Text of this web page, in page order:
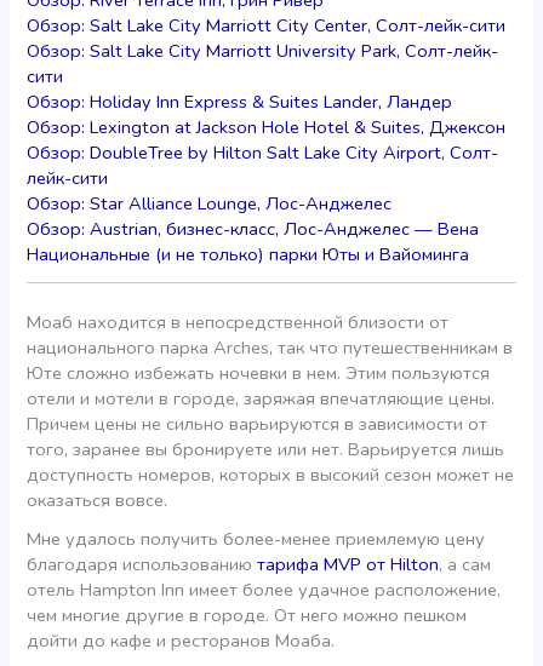
Обзор: Salt Lake City Marriott City Center, Солт-лейк-сити
Обзор: Salt Lake City Marriott University Park, Солт-лейк-
сити
Обзор: Holiday Inn Express & Suites Lander, Ландер
Обзор: Lexington at Jackson Hole Hotel & Suites, Джексон
Обзор: DoubleTree by Hilton Salt Lake City Airport, Солт-
лейк-сити
Обзор: Star Alliance Lounge, Лос-Анджелес
Обзор: Austrian, бизнес-класс, Лос-Анджелес — Вена
Национальные (и не только) парки Юты и Вайоминга
Моаб находится в непосредственной близости от
национального парка Arches, так что путешественникам в
Юте сложно избежать ночевки в нем. Этим пользуются
отели и мотели в городе, заряжая впечатляющие цены.
Причем цены не сильно варьируются в зависимости от
того, заранее вы бронируете или нет. Варьируется лишь
доступность номеров, которых в высокий сезон может не
оказаться вовсе.
Мне удалось получить более-менее приемлемую цену
благодаря использованиютарифа MVP от Hilton, а сам
отель Hampton Inn имеет более удачное расположение,
чем многие другие в городе. От него можно пешком
дойти до кафе и ресторанов Моаба.